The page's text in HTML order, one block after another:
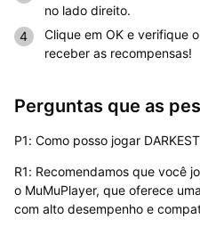
no lado direito.
Clique em OK e verifique
receber as recompensas!
Perguntas que as
P1: Como posso jogar
R1: Recomendamos que você
o MuMuPlayer, que oferece
com alto desempenho e